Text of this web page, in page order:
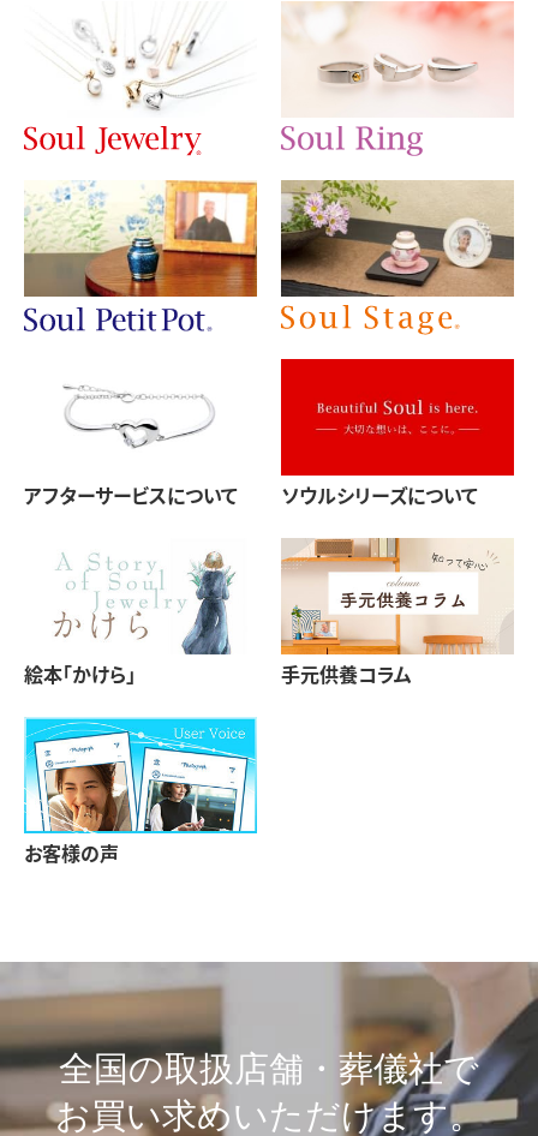
アフターサービスについて ソウルシリーズについて
絵本「かけら」 手元供養コラム
お客様の声
全国の取扱店舗・葬儀社で
お買い求めいただけます。